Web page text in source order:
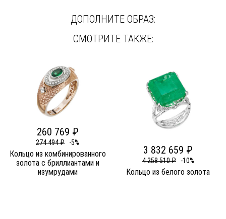
ДОПОЛНИТЕ ОБРАЗ:
СМОТРИТЕ ТАКЖЕ:
260 769 ₽
274 494 ₽ -5%
Кольцо из комбинированного
золота c бриллиантами и
изумрудами
3 832 659 ₽
4 258 510 ₽ -10%
Кольцо из белого золота